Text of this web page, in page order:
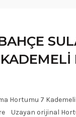
Hortumu 7
Uzayan orijinal